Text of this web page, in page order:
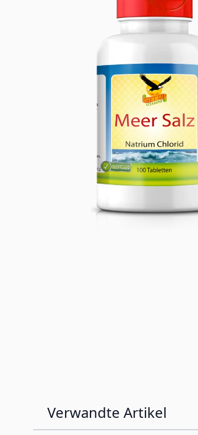
Verwandte Artikel